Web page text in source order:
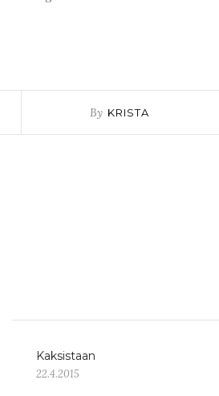
By KRISTA
Kaksistaan
22.4.2015